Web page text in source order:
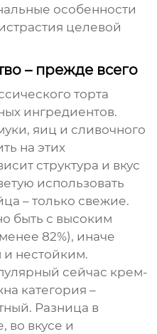
особенности
целевой
– прежде всего
торта
ингредиентов.
яиц и сливочного
на этих
структура и вкус
использовать
– только свежие.
быть с высоким
82%), иначе
нестойким.
сейчас крем-
категория –
Разница в
во вкусе и